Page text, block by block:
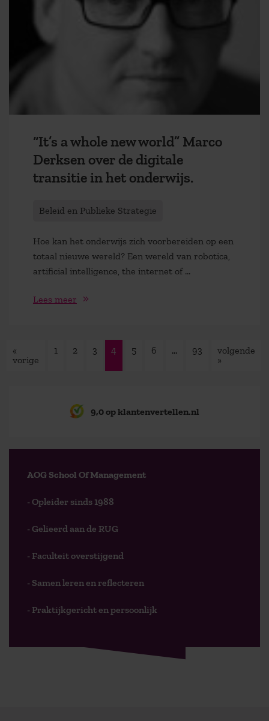
“It’s a whole new world” Marco
Derksen over de digitale
transitie in het onderwijs.
Beleid en Publieke Strategie
Hoe kan het onderwijs zich voorbereiden op een
totaal nieuwe wereld? Een wereld van robotica,
artificial intelligence, the internet of ...
Lees meer
«
vorige
1 2 3 4 5 6 … 93
volgende
»
9,0 op klantenvertellen.nl
AOG School Of Management
- Opleider sinds 1988
- Gelieerd aan de RUG
- Faculteit overstijgend
- Samen leren en reflecteren
- Praktijkgericht en persoonlijk